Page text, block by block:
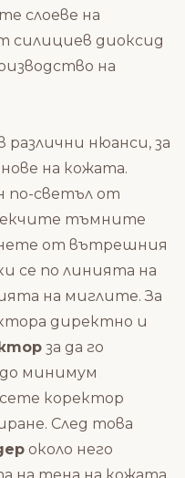
слоеве на
силициев диоксид
на
различни нюанси, за
на кожата.
по-светъл от
тъмните
от вътрешния
се по линията на
на миглите. За
директно и
за да го
до минимум
коректор
След това
около него